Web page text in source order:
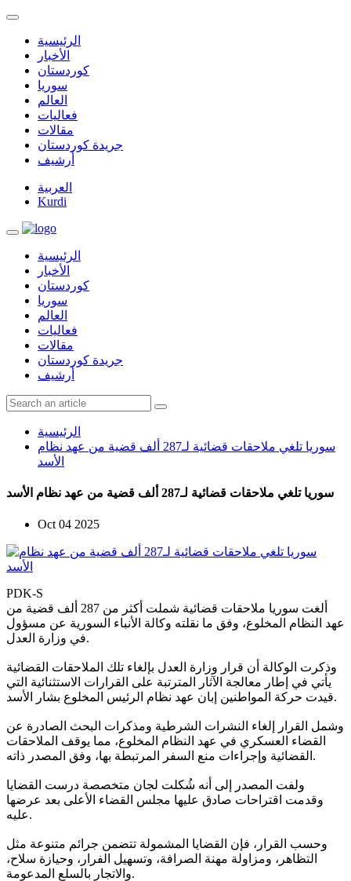
الرئيسية
الأخبار
كوردستان
سوريا
العالم
فعاليات
مقالات
جريدة كوردستان
أرشيف
العربية
Kurdi
الرئيسية
الأخبار
كوردستان
سوريا
العالم
فعاليات
مقالات
جريدة كوردستان
أرشيف
الرئيسية
سوريا تلغي ملاحقات قضائية لـ287 ألف قضية من عهد نظام
الأسد
سوريا تلغي ملاحقات قضائية لـ287 ألف قضية من عهد نظام الأسد
Oct 04 2025
PDK-S
ألغت سوريا ملاحقات قضائية شملت أكثر من 287 ألف قضية من
عهد النظام المخلوع، وفق ما نقلته وكالة الأنباء السورية عن مسؤول
في وزارة العدل.
وذكرت الوكالة أن قرار وزارة العدل بإلغاء تلك الملاحقات القضائية
يأتي في إطار معالجة الآثار المترتبة على القرارات الاستثنائية التي
قيدت حركة المواطنين إبان عهد نظام الرئيس المخلوع بشار الأسد.
وشمل القرار إلغاء النشرات الشرطية ومذكرات البحث الصادرة عن
القضاء العسكري في عهد النظام المخلوع، مما يوقف الملاحقات
القضائية وإجراءات منع السفر المرتبطة بها، وفق المصدر ذاته.
ولفت المصدر إلى أنه شُكلت لجان متخصصة درست القضايا
وقدمت اقتراحات صادق عليها مجلس القضاء الأعلى بعد عرضها
عليه.
وحسب القرار، فإن القضايا المشمولة تتضمن جرائم متنوعة مثل
التظاهر، ومزاولة مهنة الصرافة، وتسهيل الفرار، وحيازة سلاح،
والاتجار بالسلع المدعومة.